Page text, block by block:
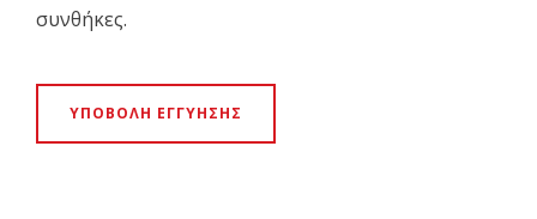
συνθήκες.
ΥΠΟΒΟΛΗ ΕΓΓΥΗΣΗΣ